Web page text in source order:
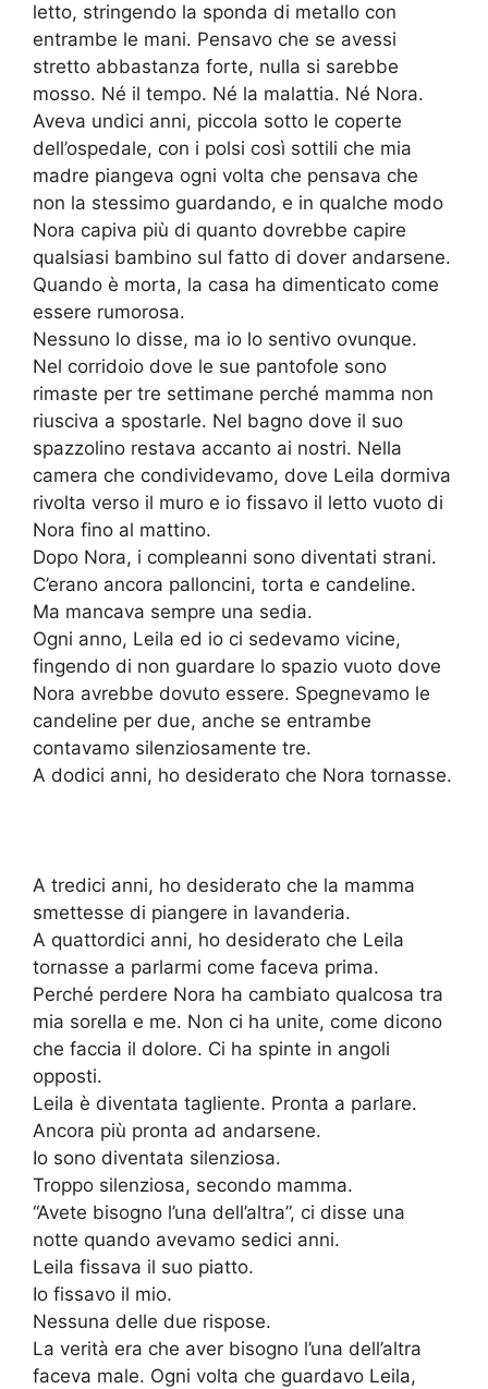
letto, stringendo la sponda di metallo con
entrambe le mani. Pensavo che se avessi
stretto abbastanza forte, nulla si sarebbe
mosso. Né il tempo. Né la malattia. Né Nora.
Aveva undici anni, piccola sotto le coperte
dell’ospedale, con i polsi così sottili che mia
madre piangeva ogni volta che pensava che
non la stessimo guardando, e in qualche modo
Nora capiva più di quanto dovrebbe capire
qualsiasi bambino sul fatto di dover andarsene.
Quando è morta, la casa ha dimenticato come
essere rumorosa.
Nessuno lo disse, ma io lo sentivo ovunque.
Nel corridoio dove le sue pantofole sono
rimaste per tre settimane perché mamma non
riusciva a spostarle. Nel bagno dove il suo
spazzolino restava accanto ai nostri. Nella
camera che condividevamo, dove Leila dormiva
rivolta verso il muro e io fissavo il letto vuoto di
Nora fino al mattino.
Dopo Nora, i compleanni sono diventati strani.
C’erano ancora palloncini, torta e candeline.
Ma mancava sempre una sedia.
Ogni anno, Leila ed io ci sedevamo vicine,
fingendo di non guardare lo spazio vuoto dove
Nora avrebbe dovuto essere. Spegnevamo le
candeline per due, anche se entrambe
contavamo silenziosamente tre.
A dodici anni, ho desiderato che Nora tornasse.
A tredici anni, ho desiderato che la mamma
smettesse di piangere in lavanderia.
A quattordici anni, ho desiderato che Leila
tornasse a parlarmi come faceva prima.
Perché perdere Nora ha cambiato qualcosa tra
mia sorella e me. Non ci ha unite, come dicono
che faccia il dolore. Ci ha spinte in angoli
opposti.
Leila è diventata tagliente. Pronta a parlare.
Ancora più pronta ad andarsene.
Io sono diventata silenziosa.
Troppo silenziosa, secondo mamma.
“Avete bisogno l’una dell’altra”, ci disse una
notte quando avevamo sedici anni.
Leila fissava il suo piatto.
Io fissavo il mio.
Nessuna delle due rispose.
La verità era che aver bisogno l’una dell’altra
faceva male. Ogni volta che guardavo Leila,